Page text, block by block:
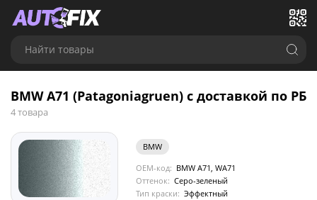
Найти товары
BMW A71 (Patagoniagruen) с доставкой по РБ
4 товара
BMW
OEM-код: BMW A71, WA71
Оттенок: Серо-зеленый
Тип краски: Эффектный